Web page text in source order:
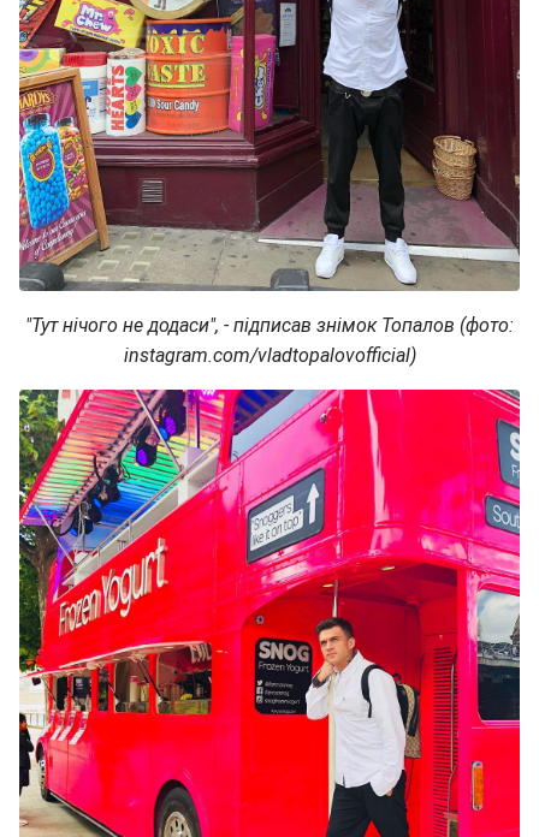
"Тут нічого не додаси", - підписав знімок Топалов (фото:
instagram.com/vladtopalovofficial)